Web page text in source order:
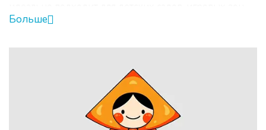
или домашнего использования, позволяя детям
или родителями. Все изделия соответствуют
использование маленькими хозяевами.
Подарите ребенку возможность освоить взрослую
жизнь в игровой форме — выбирайте нашу
игрушечную бытовую технику для веселья и развития!
Больше